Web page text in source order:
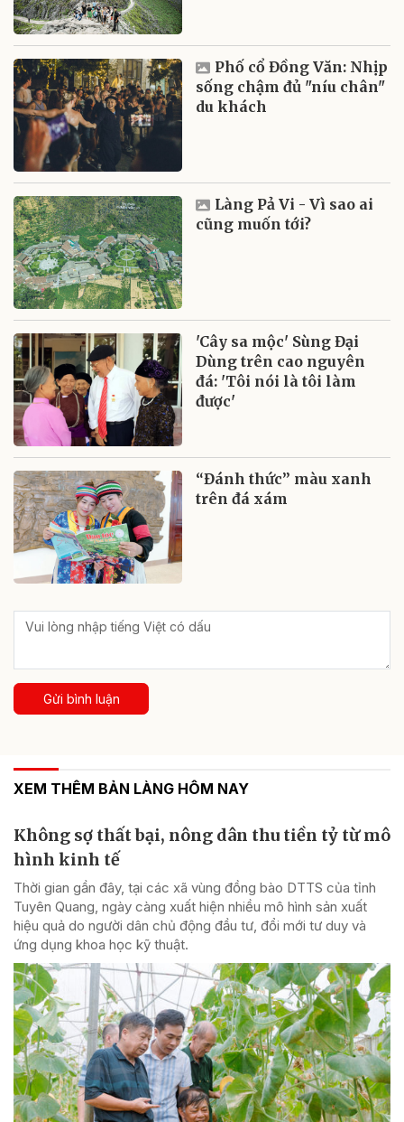
Phố cổ Đồng Văn: Nhịp
sống chậm đủ "níu chân"
du khách
Làng Pả Vi - Vì sao ai
cũng muốn tới?
'Cây sa mộc' Sùng Đại
Dùng trên cao nguyên
đá: 'Tôi nói là tôi làm
được'
“Đánh thức” màu xanh
trên đá xám
Gửi bình luận
XEM THÊM BẢN LÀNG HÔM NAY
Không sợ thất bại, nông dân thu tiền tỷ từ mô
hình kinh tế
Thời gian gần đây, tại các xã vùng đồng bào DTTS của tỉnh
Tuyên Quang, ngày càng xuất hiện nhiều mô hình sản xuất
hiệu quả do người dân chủ động đầu tư, đổi mới tư duy và
ứng dụng khoa học kỹ thuật.